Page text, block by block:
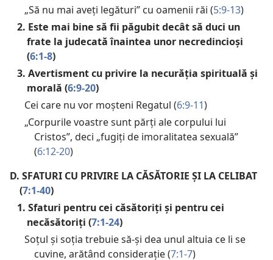
„Să nu mai aveți legături” cu oamenii răi (5:9-13)
2. Este mai bine să fii păgubit decât să duci un
frate la judecată înaintea unor necredincioși
(6:1-8)
3. Avertisment cu privire la necurăția spirituală și
morală (6:9-20)
Cei care nu vor moșteni Regatul (6:9-11)
„Corpurile voastre sunt părți ale corpului lui
Cristos”, deci „fugiți de imoralitatea sexuală”
(6:12-20)
D. SFATURI CU PRIVIRE LA CĂSĂTORIE ȘI LA CELIBAT
(7:1-40)
1. Sfaturi pentru cei căsătoriți și pentru cei
necăsătoriți (7:1-24)
Soțul și soția trebuie să-și dea unul altuia ce li se
cuvine, arătând considerație (7:1-7)